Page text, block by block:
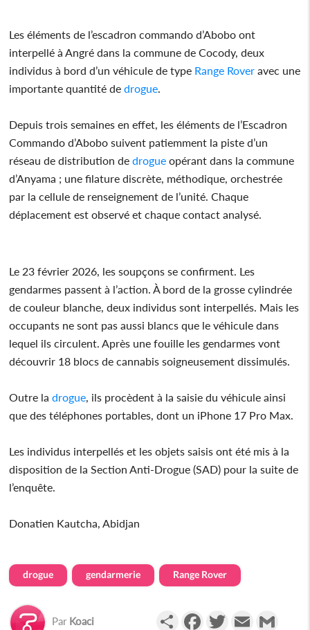
Les éléments de l’escadron commando d’Abobo ont
interpellé à Angré dans la commune de Cocody, deux
individus à bord d’un véhicule de type Range Rover avec une
importante quantité dedrogue
Depuis trois semaines en effet, les éléments de l’Escadron
Commando d’Abobo suivent patiemment la piste d’un
réseau de distribution dedrogue opérant dans la commune
d’Anyama ; une filature discrète, méthodique, orchestrée
par la cellule de renseignement de l’unité. Chaque
déplacement est observé et chaque contact analysé.
Le 23 février 2026, les soupçons se confirment. Les
gendarmes passent à l’action. À bord de la grosse cylindrée
de couleur blanche, deux individus sont interpellés. Mais les
occupants ne sont pas aussi blancs que le véhicule dans
lequel ils circulent. Après une fouille les gendarmes vont
découvrir 18 blocs de cannabis soigneusement dissimulés.
Outre ladrogue , ils procèdent à la saisie du véhicule ainsi
que des téléphones portables, dont un iPhone 17 Pro Max.
Les individus interpellés et les objets saisis ont été mis à la
disposition de la Section Anti-Drogue (SAD) pour la suite de
l’enquête.
Donatien Kautcha, Abidjan
drogue gendarmerie Range Rover
Par Koaci PartagerFacebookTwitterEmail